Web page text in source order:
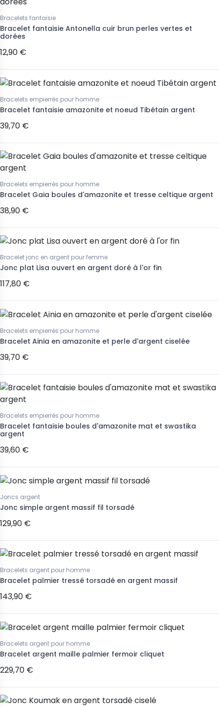
Bracelets fantaisie
Bracelet fantaisie Antonella cuir brun perles vertes et
dorées
12,90 €
Bracelets empierrés pour homme
Bracelet fantaisie amazonite et noeud Tibétain argent
39,70 €
Bracelets empierrés pour homme
Bracelet Gaia boules d'amazonite et tresse celtique argent
38,90 €
Bracelet jonc en argent pour femme
Jonc plat Lisa ouvert en argent doré à l'or fin
117,80 €
Bracelets empierrés pour homme
Bracelet Ainia en amazonite et perle d'argent ciselée
39,70 €
Bracelets empierrés pour homme
Bracelet fantaisie boules d'amazonite mat et swastika
argent
39,60 €
Joncs argent
Jonc simple argent massif fil torsadé
129,90 €
Bracelets argent pour homme
Bracelet palmier tressé torsadé en argent massif
143,90 €
Bracelets argent pour homme
Bracelet argent maille palmier fermoir cliquet
229,70 €